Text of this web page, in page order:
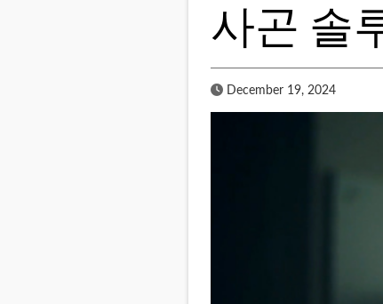
사곤 솔
Published Date
December 19, 2024